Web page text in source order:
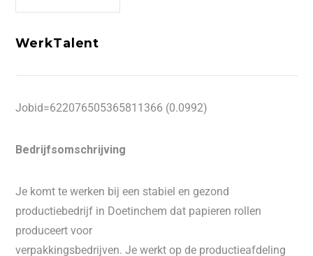
WerkTalent
Jobid=622076505365811366 (0.0992)
Bedrijfsomschrijving
Je komt te werken bij een stabiel en gezond
productiebedrijf in Doetinchem dat papieren rollen
produceert voor
verpakkingsbedrijven. Je werkt op de productieafdeling